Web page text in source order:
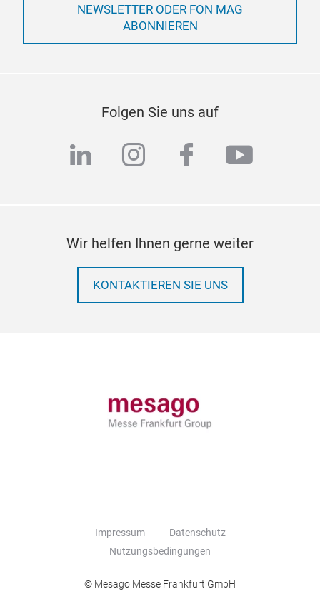
NEWSLETTER ODER FON MAG
ABONNIEREN
Folgen Sie uns auf
linkedininstagram
facebook
Wir helfen Ihnen gerne weiter
KONTAKTIEREN SIE UNS
Impressum
Datenschutz
Nutzungsbedingungen
© Mesago Messe Frankfurt GmbH